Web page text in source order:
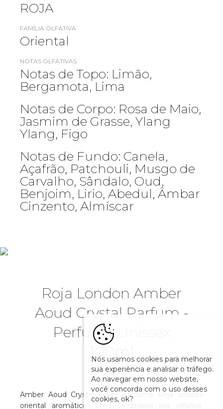
ROJA
FAMÍLIA OLFATIVA
Oriental
NOTAS OLFATIVAS
Notas de Topo: Limão,
Bergamota, Lima
Notas de Corpo: Rosa de Maio,
Jasmim de Grasse, Ylang
Ylang, Figo
Notas de Fundo: Canela,
Açafrão, Patchouli, Musgo de
Carvalho, Sândalo, Oud,
Benjoim, Lirio, Abedul, Âmbar
Cinzento, Almíscar
Roja London Amber
Aoud Crystal Parfum -
Perfume Unissex
100ml
Amber Aoud Crystal é um perfume Roja unissex
oriental aromático. Uma verdadeira joia olfativa,
Nós usamos cookies para melhorar
sua experiência e analisar o tráfego.
Ao navegar em nosso website,
você concorda com o uso desses
cookies, ok?